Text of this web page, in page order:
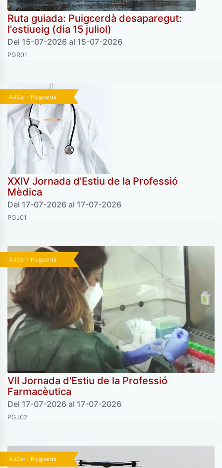
Ruta guiada: Puigcerdà desaparegut:
l'estiueig (dia 15 juliol)
Del 15-07-2026 al 15-07-2026
PGR01
AUCer - Puigcerdà
XXIV Jornada d'Estiu de la Professió
Mèdica
Del 17-07-2026 al 17-07-2026
PGJ01
AUCer - Puigcerdà
VII Jornada d'Estiu de la Professió
Farmacèutica
Del 17-07-2026 al 17-07-2026
PGJ02
AUCer - Puigcerdà